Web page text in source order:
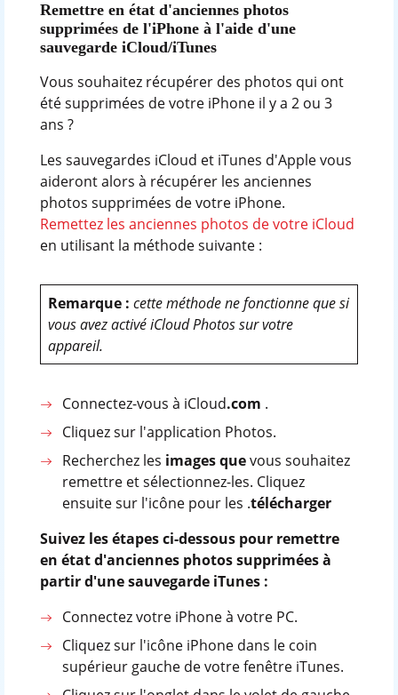
Remettre en état d'anciennes photos
supprimées de l'iPhone à l'aide d'une
sauvegarde iCloud/iTunes
Vous souhaitez récupérer des photos qui ont
été supprimées de votre iPhone il y a 2 ou 3
ans ?
Les sauvegardes iCloud et iTunes d'Apple vous
aideront alors à récupérer les anciennes
photos supprimées de votre iPhone.
Remettez les anciennes photos de votre iCloud
en utilisant la méthode suivante :
Remarque : cette méthode ne fonctionne que si
vous avez activé iCloud Photos sur votre
appareil.
Connectez-vous à iCloud.com .
Cliquez sur l'application Photos.
Recherchez les images quevous souhaitez
remettre et sélectionnez-les. Cliquez
ensuite sur l'icône pour les .télécharger
Suivez les étapes ci-dessous pour remettre
en état d'anciennes photos supprimées à
partir d'une sauvegarde iTunes :
Connectez votre iPhone à votre PC.
Cliquez sur l'icône iPhone dans le coin
supérieur gauche de votre fenêtre iTunes.